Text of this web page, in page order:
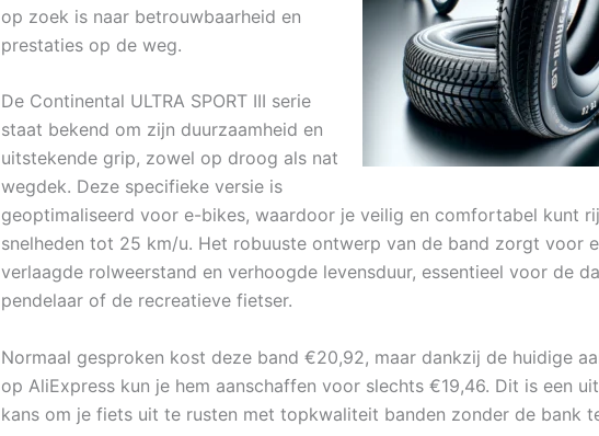
op zoek is naar betrouwbaarheid en
prestaties op de weg.
De Continental ULTRA SPORT III serie
staat bekend om zijn duurzaamheid en
uitstekende grip, zowel op droog als nat
wegdek. Deze specifieke versie is
geoptimaliseerd voor e-bikes, waardoor je veilig en comfortabel kunt
snelheden tot 25 km/u. Het robuuste ontwerp van de band zorgt voor
verlaagde rolweerstand en verhoogde levensduur, essentieel voor de
pendelaar of de recreatieve fietser.
Normaal gesproken kost deze band €20,92, maar dankzij de huidige
op AliExpress kun je hem aanschaffen voor slechts €19,46. Dit is een
kans om je fiets uit te rusten met topkwaliteit banden zonder de bank